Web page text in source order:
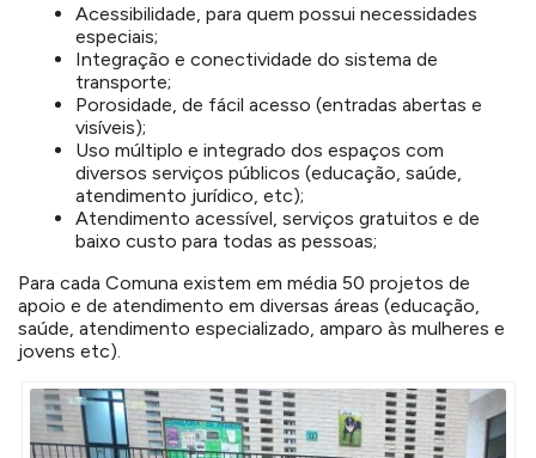
Acessibilidade, para quem possui necessidades
especiais;
Integração e conectividade do sistema de
transporte;
Porosidade, de fácil acesso (entradas abertas e
visíveis);
Uso múltiplo e integrado dos espaços com
diversos serviços públicos (educação, saúde,
atendimento jurídico, etc);
Atendimento acessível, serviços gratuitos e de
baixo custo para todas as pessoas;
Para cada Comuna existem em média 50 projetos de
apoio e de atendimento em diversas áreas (educação,
saúde, atendimento especializado, amparo às mulheres e
jovens etc).